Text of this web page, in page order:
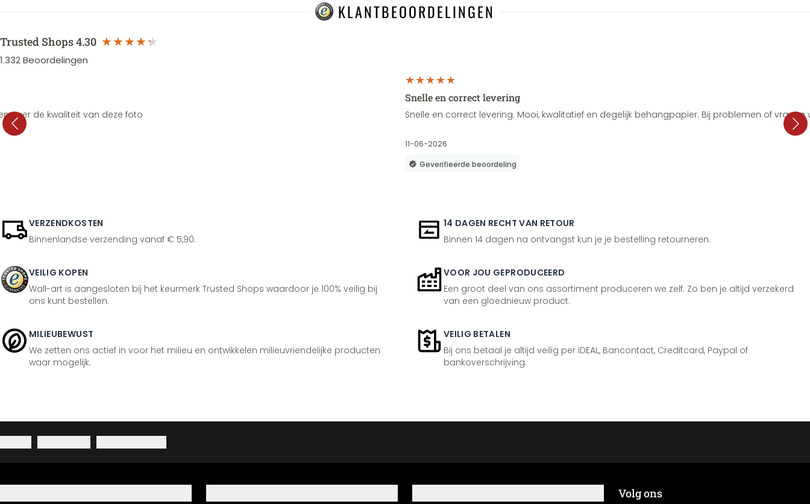
KLANTBEOORDELINGEN
Trusted Shops4.30
1.332Beoordelingen
over de kwaliteit van deze foto
Snelle en correct levering
Snelle en correct levering. Mooi, kwalitatief en degelijk behangpapier. Bij problemen of
11-06-2026
Geverifieerde beoordeling
VERZENDKOSTEN
Binnenlandse verzending vanaf € 5,90.
14 DAGEN RECHT VAN RETOUR
Binnen 14 dagen na ontvangst kun je je bestelling retourneren.
VEILIG KOPEN
Wall-art is aangesloten bij het keurmerk Trusted Shops waardoor je 100% veilig bij
ons kunt bestellen.
VOOR JOU GEPRODUCEERD
Een groot deel van ons assortiment produceren we zelf. Zo ben je altijd verzekerd
van een gloednieuw product.
MILIEUBEWUST
We zetten ons actief in voor het milieu en ontwikkelen milieuvriendelijke producten
waar mogelijk.
VEILIG BETALEN
Bij ons betaal je altijd veilig per iDEAL, Bancontact, Creditcard, Paypal of
bankoverschrijving.
· ·
Volg ons